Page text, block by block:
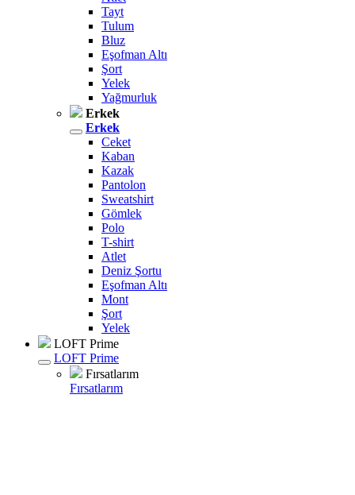
Tayt
Tulum
Bluz
Eşofman Altı
Şort
Yelek
Yağmurluk
Erkek
Erkek
Ceket
Kaban
Kazak
Pantolon
Sweatshirt
Gömlek
Polo
T-shirt
Atlet
Deniz Şortu
Eşofman Altı
Mont
Şort
Yelek
LOFT Prime
LOFT Prime
Fırsatlarım
Fırsatlarım